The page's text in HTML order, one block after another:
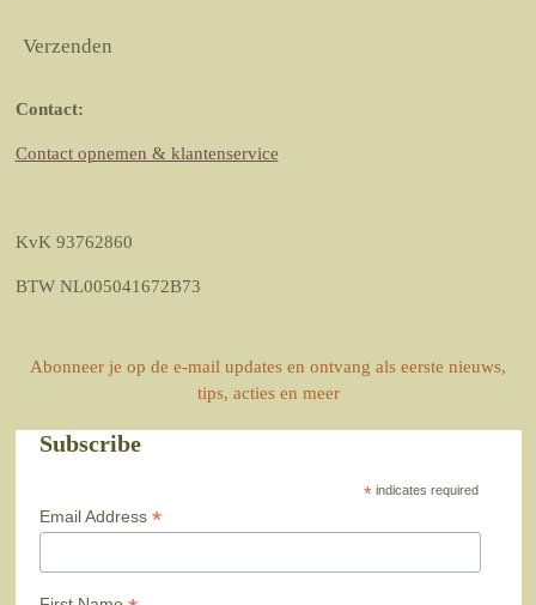
Verzenden
Contact:
Contact opnemen & klantenservice
KvK 93762860
BTW NL005041672B73
Abonneer je op de e-mail updates en ontvang als eerste nieuws,
tips, acties en meer
Subscribe
* indicates required
Email Address *